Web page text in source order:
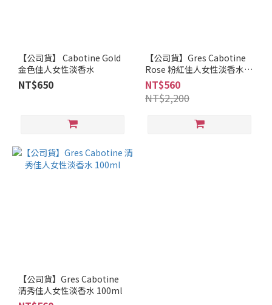
【公司貨】 Cabotine Gold
金色佳人女性淡香水
NT$650
【公司貨】Gres Cabotine
Rose 粉紅佳人女性淡香水
100ml
NT$560
NT$2,200
【公司貨】Gres Cabotine
清秀佳人女性淡香水 100ml